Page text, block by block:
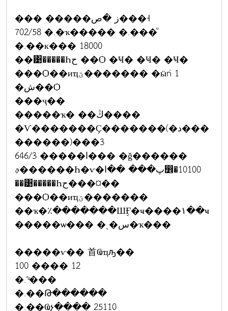
��� �����ز �ص���˧
702/58 �.�ҡ����� �.���ͧ
�.��к��� 18000
��͹�����Һح ��Ѻ �Ҹ� �Ҹ� �Ҹ�
���Ѻ��иҵؾ������� �ӹǹ 1
�ش��Ѻ
���ҷ��
�����ҡ� ��ڭ����
�Ѵ�������Ҫ�������(�د���
������)���3
646/3 �����ا��� �ǧ������
ࢵ������Һ�ѵ�پ��� ��ا෾�10100
��͹�����Һح���¤��
���Ѻ��иҵؾ�������
��ҡ�٪�������ШӺ�ҹ����١��ҹ
�����ѡ��� �ͺ�س�ҡ���
�����ѵ�� ⾸Ҩҵԡ��
100 ���� 12
�.˹ͧ���
�.��Թ������
�.��Ҩչ���� 25110